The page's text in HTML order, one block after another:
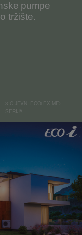
pumpe
tržište.
3-CIJEVNI ECOi EX ME2
SERIJA